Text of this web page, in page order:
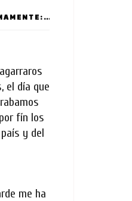
el día que
fín los
y del
me ha